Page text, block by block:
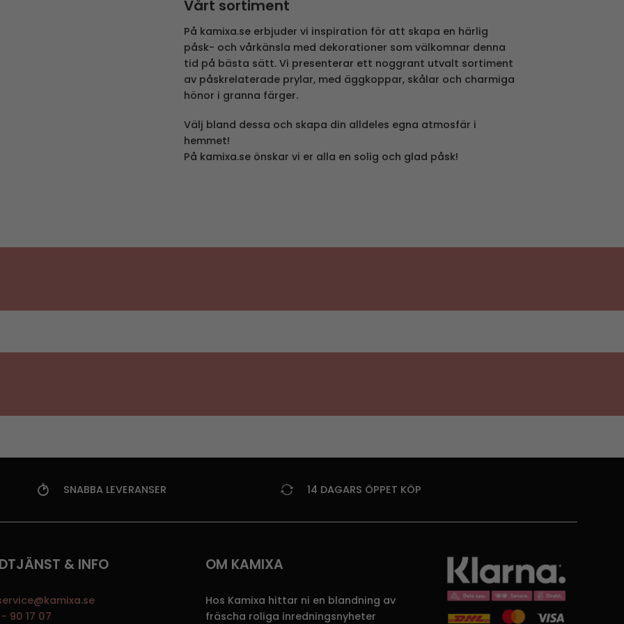
Vårt sortiment
På kamixa.se erbjuder vi inspiration för att skapa en härlig
påsk- och vårkänsla med dekorationer som välkomnar denna
tid på bästa sätt. Vi presenterar ett noggrant utvalt sortiment
av påskrelaterade prylar, med äggkoppar, skålar och charmiga
hönor i granna färger.
Välj bland dessa och skapa din alldeles egna atmosfär i
hemmet!
På kamixa.se önskar vi er alla en solig och glad påsk!
SNABBA LEVERANSER 14 DAGARS ÖPPET KÖP
& INFO
90 17 07
OM KAMIXA
Hos Kamixa hittar ni en blandning av
fräscha roliga inredningsnyheter